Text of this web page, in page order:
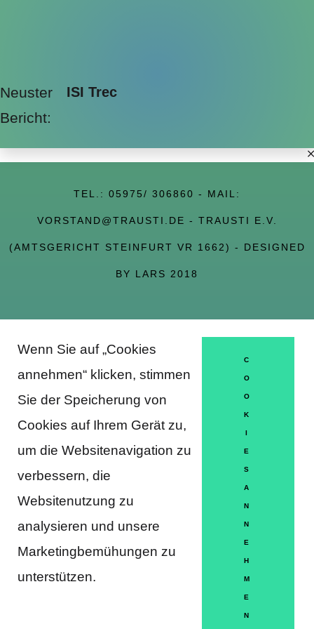
Neuster
Bericht:
ISI Trec
TEL.: 05975/ 306860 - MAIL:
VORSTAND@TRAUSTI.DE - TRAUSTI E.V.
(AMTSGERICHT STEINFURT VR 1662) - DESIGNED
BY LARS 2018
About Trausti e.V.
MITGLIEDSCHAFT
HÄUFIGE FRAGEN
KONTAKT
IMPRESSUM
Wenn Sie auf „Cookies
annehmen“ klicken, stimmen
Sie der Speicherung von
Cookies auf Ihrem Gerät zu,
um die Websitenavigation zu
verbessern, die
Websitenutzung zu
analysieren und unsere
Marketingbemühungen zu
unterstützen.
C
O
O
K
I
E
S
A
N
N
E
H
M
E
N